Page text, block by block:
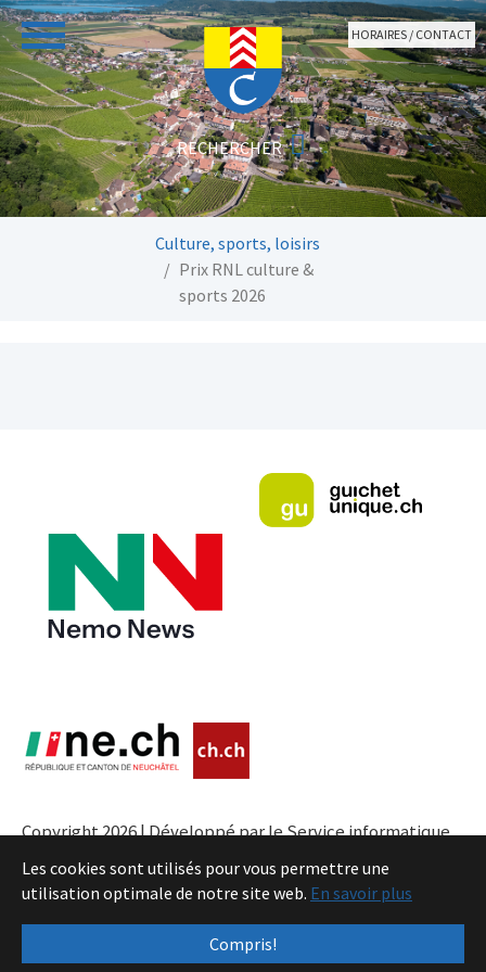
Les cookies sont utilisés pour vous permettre une
utilisation optimale de notre site web. En savoir plus
Compris!
Aller au contenu principal
HORAIRES / CONTACT
Culture, sports, loisirs
Prix RNL culture &
sports 2026
Copyright 2026 | Développé par le Service informatique
de l'Entité neuchâteloise |